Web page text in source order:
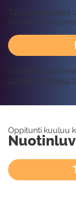
Tällä
viidennestä
Vaatii
päivää ilmaiseksi
Oppitunti kuuluu